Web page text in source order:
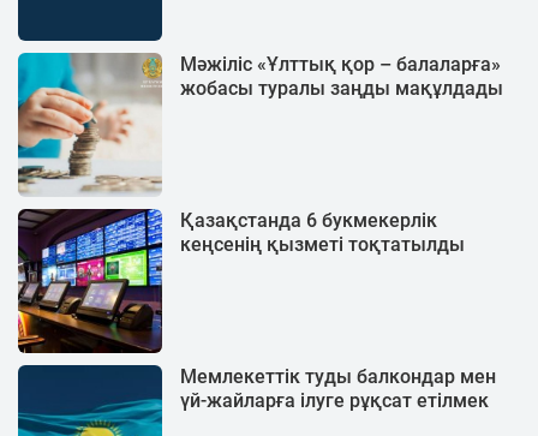
Мәжіліс «Ұлттық қор – балаларға»
жобасы туралы заңды мақұлдады
Қазақстанда 6 букмекерлік
кеңсенің қызметі тоқтатылды
Мемлекеттік туды балкондар мен
үй-жайларға ілуге ​​рұқсат етілмек